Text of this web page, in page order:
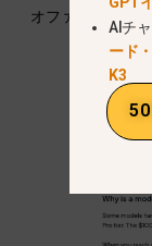
オファーの種類
AIチャ
ード
K3